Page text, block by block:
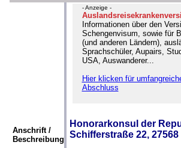
- Anzeige -
Informationen über den
Schengenvisum, sowie für
(und anderen Ländern),
Sprachschüler, Aupairs,
USA, Auswanderer...
Hier klicken für
Abschluss
Anschrift /
Beschreibung
Honorarkonsul der
Schifferstraße 22,